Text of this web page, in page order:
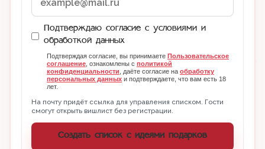
Подтверждаю согласие с условиями и
обработкой данных
Подтверждая согласие, вы принимаете Пользовательское
соглашение, ознакомлены с политикой
конфиденциальности, даёте согласие на обработку
персональных данных и подтверждаете, что вам есть 18
лет.
На почту придёт ссылка для управления списком. Гости
смогут открыть вишлист без регистрации.
Создать список с идеями подарков